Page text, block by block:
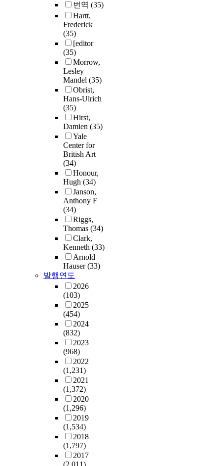
번역 (35)
Hartt,
Frederick
(35)
[editor
(35)
Morrow,
Lesley
Mandel (35)
Obrist,
Hans-Ulrich
(35)
Hirst,
Damien (35)
Yale
Center for
British Art
(34)
Honour,
Hugh (34)
Janson,
Anthony F
(34)
Riggs,
Thomas (34)
Clark,
Kenneth (33)
Arnold
Hauser(33)
발행연도
2026
(103)
2025
(454)
2024
(832)
2023
(968)
2022
(1,231)
2021
(1,372)
2020
(1,296)
2019
(1,534)
2018
(1,797)
2017